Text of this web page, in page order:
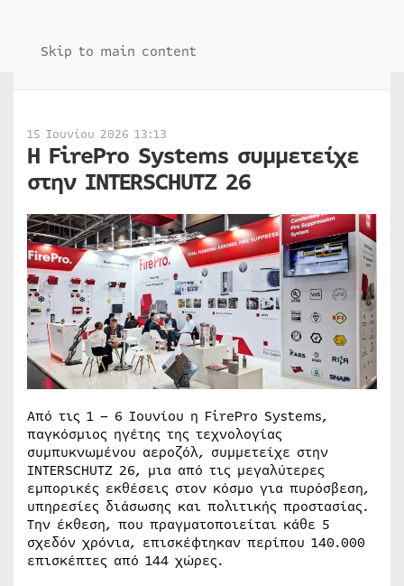
Skip to main content
15 Ιουνίου 2026 13:13
Η FirePro Systems συμμετείχε
στην INTERSCHUTZ 26
Από τις 1 – 6 Ιουνίου η FirePro Systems,
παγκόσμιος ηγέτης της τεχνολογίας
συμπυκνωμένου αεροζόλ, συμμετείχε στην
INTERSCHUTZ 26, μια από τις μεγαλύτερες
εμπορικές εκθέσεις στον κόσμο για πυρόσβεση,
υπηρεσίες διάσωσης και πολιτικής προστασίας.
Την έκθεση, που πραγματοποιείται κάθε 5
σχεδόν χρόνια, επισκέφτηκαν περίπου 140.000
επισκέπτες από 144 χώρες.